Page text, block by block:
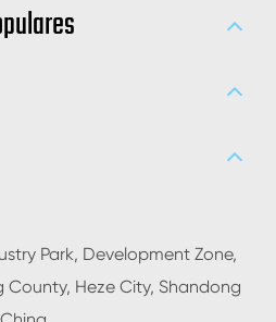
Park, Development Zone,
County, Heze City, Shandong